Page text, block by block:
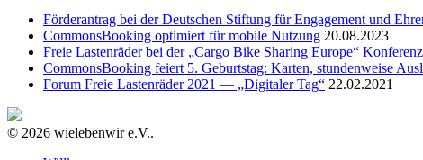
Förderantrag bei der Deutschen Stiftung für Engagement und
CommonsBooking optimiert für mobile Nutzung 20.08.2023
Freie Lastenräder bei der „Cargo Bike Sharing Europe“ Konferenz
CommonsBooking feiert 5. Geburtstag: Karten, stundenweise
Forum Freie Lastenräder 2021 — „Digitaler Tag“ 22.02.2021
© 2026 wielebenwir e.V..